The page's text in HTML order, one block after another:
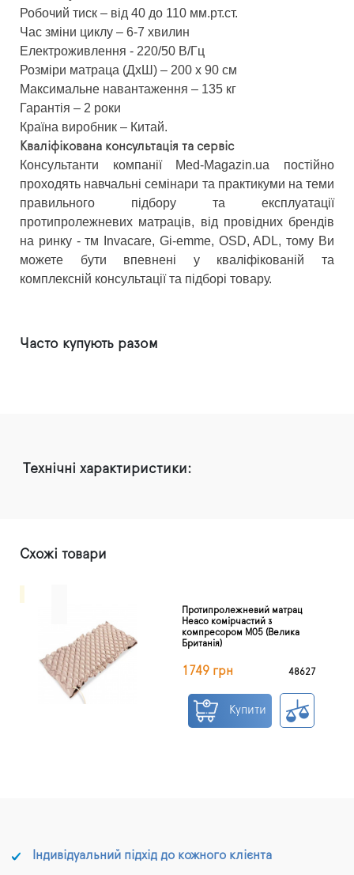
Робочий тиск – від 40 до 110 мм.рт.ст.
Час зміни циклу – 6-7 хвилин
Електроживлення - 220/50 В/Гц
Розміри матраца (ДхШ) – 200 х 90 см
Максимальне навантаження – 135 кг
Гарантія – 2 роки
Країна виробник – Китай.
Кваліфікована консультація та сервіс
Консультанти компанії Med-Magazin.ua постійно
проходять навчальні семінари та практикуми на теми
правильного підбору та експлуатації
протипролежневих матраців, від провідних брендів
на ринку - тм Invacare, Gi-emme, OSD, ADL, тому Ви
можете бути впевнені у кваліфікованій та
комплексній консультації та підборі товару.
Часто купують разом
Технічні характиристики:
Схожі товари
Протипролежневий матрац
Heaco комірчастий з
компресором M05 (Велика
Британія)
1749 грн 48627
Купити
Індивідуальний підхід до кожного клієнта